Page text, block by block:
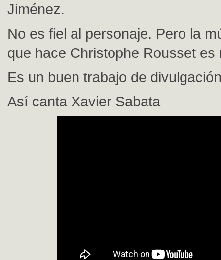
Jiménez.
No es fiel al personaje. Pero la
que hace Christophe Rousset es
Es un buen trabajo de
Así canta Xavier Sabata